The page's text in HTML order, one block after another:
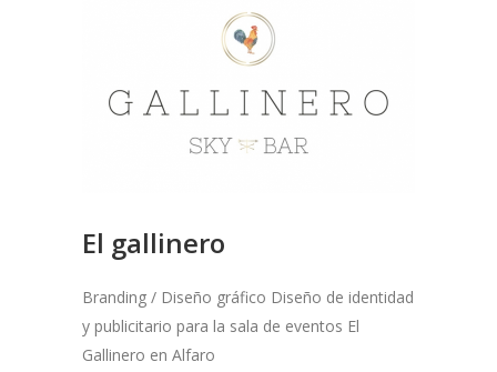
El gallinero
Branding / Diseño gráfico Diseño de identidad
y publicitario para la sala de eventos El
Gallinero en Alfaro